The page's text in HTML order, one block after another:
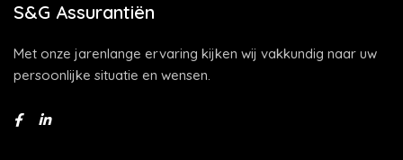
S&G Assurantiën
Met onze jarenlange ervaring kijken wij vakkundig naar uw
persoonlijke situatie en wensen.